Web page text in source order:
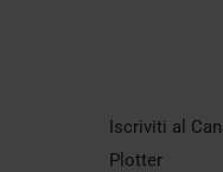
Iscriviti al
Plotter